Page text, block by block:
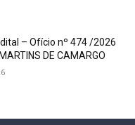
– Ofício nº 474 /2026
DE CAMARGO